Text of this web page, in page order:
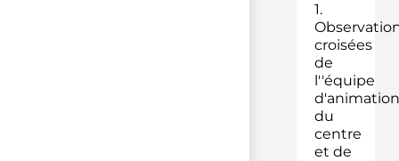
1.
croisées
de
l''équipe
d'animation
du
centre
et de